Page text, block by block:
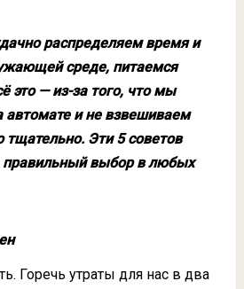
распределяем время и
среде, питаемся
это — из-за того, что мы
и не взвешиваем
тщательно. Эти 5 советов
правильный выбор в любых
Горечь утраты для нас в два